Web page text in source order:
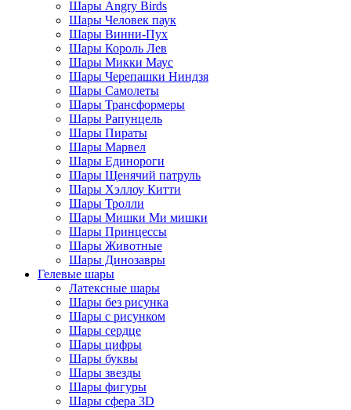
Шары Angry Birds
Шары Человек паук
Шары Винни-Пух
Шары Король Лев
Шары Микки Маус
Шары Черепашки Ниндзя
Шары Самолеты
Шары Трансформеры
Шары Рапунцель
Шары Пираты
Шары Марвел
Шары Единороги
Шары Щенячий патруль
Шары Хэллоу Китти
Шары Тролли
Шары Мишки Ми мишки
Шары Принцессы
Шары Животные
Шары Динозавры
Гелевые шары
Латексные шары
Шары без рисунка
Шары с рисунком
Шары сердце
Шары цифры
Шары буквы
Шары звезды
Шары фигуры
Шары сфера 3D